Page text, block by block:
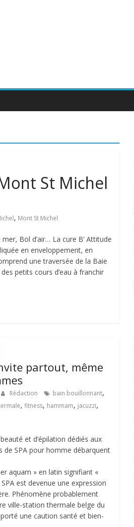
St Michel
, Mont St Michel
Bol d’air… La cure B’ Attitude
en enveloppement, en
une traversée de la Baie
petits cours d’eau à franchir
partout, même
Rédaction bain bouillonnant,
,fitness, hammam, jacuzzi,
et d’épilation dédiés aux
de SPA pour homme débarquent
aquam » en latin signifiant «
est devenue une expression
Phénomène probablement
ville-station thermale belge du
une caution santé et bien-